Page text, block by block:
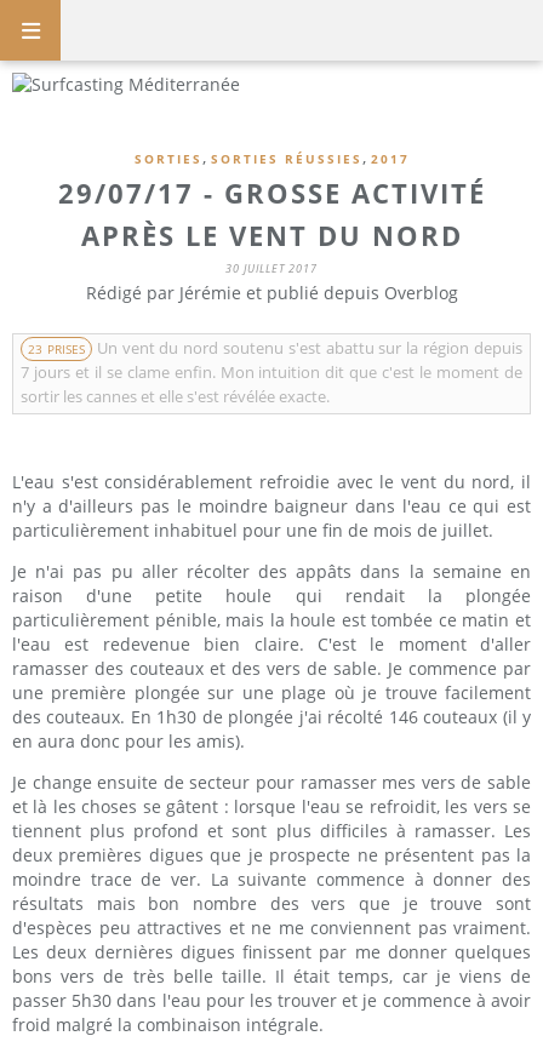
SORTIES , SORTIES RÉUSSIES , 2017
29/07/17 - GROSSE ACTIVITÉ
APRÈS LE VENT DU NORD
30 JUILLET 2017
Rédigé par Jérémie et publié depuis Overblog
23 PRISES
Un vent du nord soutenu s'est abattu sur la région depuis
7 jours et il se clame enfin. Mon intuition dit que c'est le moment de
sortir les cannes et elle s'est révélée exacte.
L'eau s'est considérablement refroidie avec le vent du nord, il
n'y a d'ailleurs pas le moindre baigneur dans l'eau ce qui est
particulièrement inhabituel pour une fin de mois de juillet.
Je n'ai pas pu aller récolter des appâts dans la semaine en
raison d'une petite houle qui rendait la plongée
particulièrement pénible, mais la houle est tombée ce matin et
l'eau est redevenue bien claire. C'est le moment d'aller
ramasser des couteaux et des vers de sable. Je commence par
une première plongée sur une plage où je trouve facilement
des couteaux. En 1h30 de plongée j'ai récolté 146 couteaux (il y
en aura donc pour les amis).
Je change ensuite de secteur pour ramasser mes vers de sable
et là les choses se gâtent : lorsque l'eau se refroidit, les vers se
tiennent plus profond et sont plus difficiles à ramasser. Les
deux premières digues que je prospecte ne présentent pas la
moindre trace de ver. La suivante commence à donner des
résultats mais bon nombre des vers que je trouve sont
d'espèces peu attractives et ne me conviennent pas vraiment.
Les deux dernières digues finissent par me donner quelques
bons vers de très belle taille. Il était temps, car je viens de
passer 5h30 dans l'eau pour les trouver et je commence à avoir
froid malgré la combinaison intégrale.